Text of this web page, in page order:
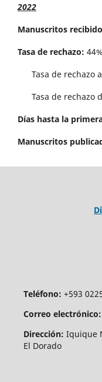
2022
Manuscritos
Tasa de rechazo: 44%
Tasa de rechazo
Tasa de rechazo
Días hasta la
Manuscritos
Teléfono: +593
Correo electrónico:
Dirección: Iquique
El Dorado